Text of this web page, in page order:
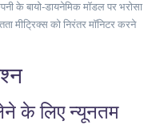
के बायो‑डायनेमिक मॉडल पर भरोसा
मीट्रिक्स को निरंतर मॉनिटर करने
के लिए न्यूनतम